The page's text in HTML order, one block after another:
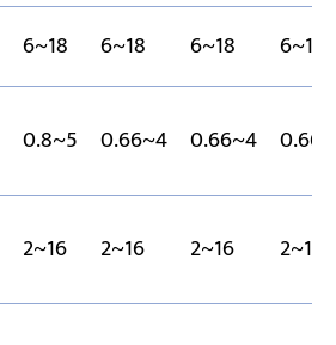
6~18 6~18 6~18
6~18
0.8~5 0.66~4 0.66~4
2~16 2~16 2~16 2~16